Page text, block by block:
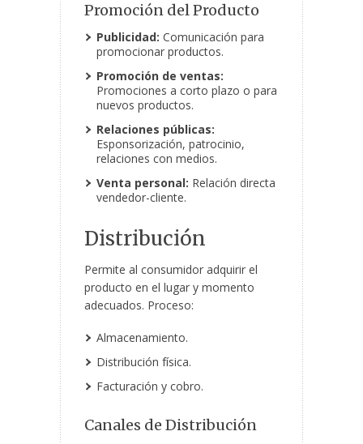
Promoción del Producto
Publicidad: Comunicación para
promocionar productos.
Promoción de ventas:
Promociones a corto plazo o para
nuevos productos.
Relaciones públicas:
Esponsorización, patrocinio,
relaciones con medios.
Venta personal: Relación directa
vendedor-cliente.
Distribución
Permite al consumidor adquirir el
producto en el lugar y momento
adecuados. Proceso:
Almacenamiento.
Distribución física.
Facturación y cobro.
Canales de Distribución